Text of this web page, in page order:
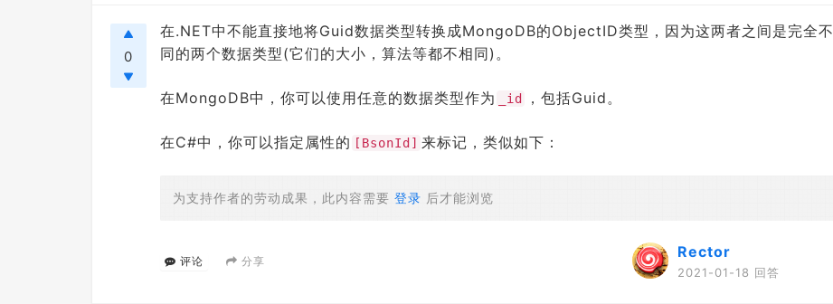
0
在.NET中不能直接地将Guid数据类型转换成MongoDB的ObjectID类型，因为这两者之间是完全不
同的两个数据类型(它们的大小，算法等都不相同)。
在MongoDB中，你可以使用任意的数据类型作为 _id ，包括Guid。
在C#中，你可以指定属性的 [BsonId] 来标记，类似如下：
为支持作者的劳动成果，此内容需要 登录 后才能浏览
评论 分享
Rector
2021-01-18 回答